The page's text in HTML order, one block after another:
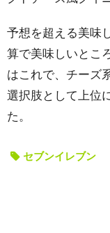
予想を超える美味
算で美味しいとこ
はこれで、チーズ
選択肢として上位
た。
セブンイレブン